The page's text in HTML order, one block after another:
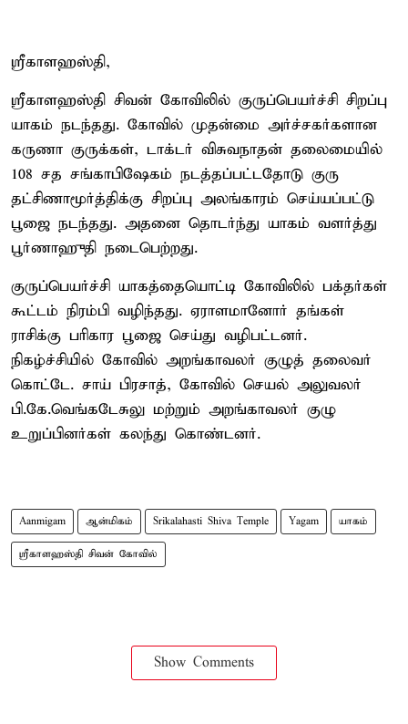
ஸ்ரீகாளஹஸ்தி,
ஸ்ரீகாளஹஸ்தி சிவன் கோவிலில் குருப்பெயர்ச்சி சிறப்பு
யாகம் நடந்தது. கோவில் முதன்மை அர்ச்சகர்களான
கருணா குருக்கள், டாக்டர் விசுவநாதன் தலைமையில்
108 சத சங்காபிஷேகம் நடத்தப்பட்டதோடு குரு
தட்சிணாமூர்த்திக்கு சிறப்பு அலங்காரம் செய்யப்பட்டு
பூஜை நடந்தது. அதனை தொடர்ந்து யாகம் வளர்த்து
பூர்ணாஹுதி நடைபெற்றது.
குருப்பெயர்ச்சி யாகத்தையொட்டி கோவிலில் பக்தர்கள்
கூட்டம் நிரம்பி வழிந்தது. ஏராளமானோர் தங்கள்
ராசிக்கு பரிகார பூஜை செய்து வழிபட்டனர்.
நிகழ்ச்சியில் கோவில் அறங்காவலர் குழுத் தலைவர்
கொட்டே. சாய் பிரசாத், கோவில் செயல் அலுவலர்
பி.கே.வெங்கடேசுலு மற்றும் அறங்காவலர் குழு
உறுப்பினர்கள் கலந்து கொண்டனர்.
Aanmigam ஆன்மிகம் Srikalahasti Shiva Temple Yagam யாகம்
ஸ்ரீகாளஹஸ்தி சிவன் கோவில்
Show Comments